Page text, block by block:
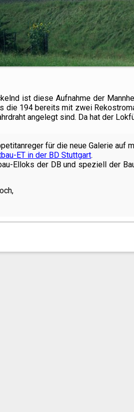
ist diese Aufnahme der
die 194 bereits mit zwei
angelegt sind. Da hat der
für die neue Galerie auf
ET in der BD Stuttgart.
Elloks der DB und speziell der